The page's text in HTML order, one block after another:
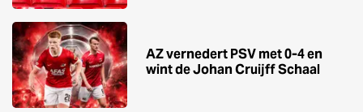
AZ vernedert PSV met 0-4 en
wint de Johan Cruijff Schaal